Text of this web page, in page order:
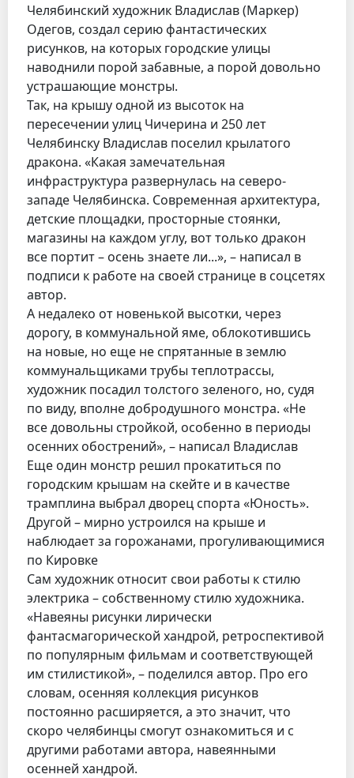
Челябинский художник Владислав (Маркер)
Одегов, создал серию фантастических
рисунков, на которых городские улицы
наводнили порой забавные, а порой довольно
устрашающие монстры.
Так, на крышу одной из высоток на
пересечении улиц Чичерина и 250 лет
Челябинску Владислав поселил крылатого
дракона. «Какая замечательная
инфраструктура развернулась на северо-
западе Челябинска. Современная архитектура,
детские площадки, просторные стоянки,
магазины на каждом углу, вот только дракон
все портит – осень знаете ли...», – написал в
подписи к работе на своей странице в соцсетях
автор.
А недалеко от новенькой высотки, через
дорогу, в коммунальной яме, облокотившись
на новые, но еще не спрятанные в землю
коммунальщиками трубы теплотрассы,
художник посадил толстого зеленого, но, судя
по виду, вполне добродушного монстра. «Не
все довольны стройкой, особенно в периоды
осенних обострений», – написал Владислав
Еще один монстр решил прокатиться по
городским крышам на скейте и в качестве
трамплина выбрал дворец спорта «Юность».
Другой – мирно устроился на крыше и
наблюдает за горожанами, прогуливающимися
по Кировке
Сам художник относит свои работы к стилю
электрика – собственному стилю художника.
«Навеяны рисунки лирически
фантасмагорической хандрой, ретроспективой
по популярным фильмам и соответствующей
им стилистикой», – поделился автор. Про его
словам, осенняя коллекция рисунков
постоянно расширяется, а это значит, что
скоро челябинцы смогут ознакомиться и с
другими работами автора, навеянными
осенней хандрой.